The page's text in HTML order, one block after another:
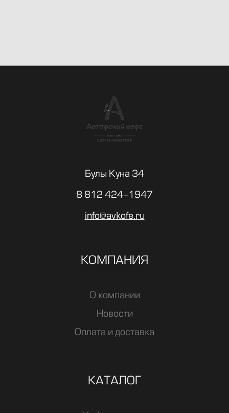
Булы Куна 34
8 812 424-1947
info@avkofe.ru
КОМПАНИЯ
О компании
Новости
Оплата и доставка
КАТАЛОГ